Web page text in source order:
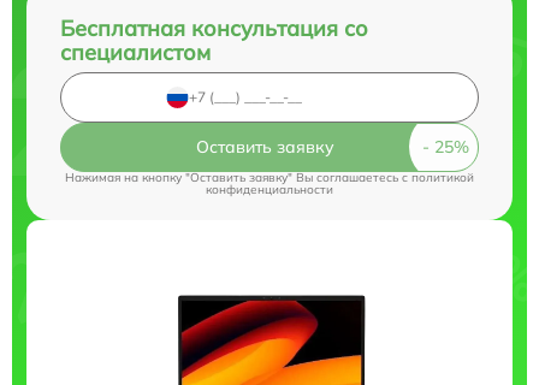
Бесплатная консультация со
специалистом
Оставить заявку
Нажимая на кнопку "Оставить заявку" Вы соглашаетесь cполитикой
конфиденциальности